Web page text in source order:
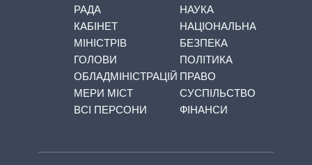
РАДА
КАБІНЕТ
МІНІСТРІВ
ГОЛОВИ
ОБЛАДМІНІСТРАЦІЙ
МЕРИ МІСТ
ВСІ ПЕРСОНИ
НАУКА
НАЦІОНАЛЬНА
БЕЗПЕКА
ПОЛІТИКА
ПРАВО
СУСПІЛЬСТВО
ФІНАНСИ